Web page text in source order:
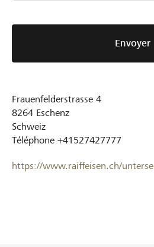
Envoyer
Frauenfelderstrasse 4
8264 Eschenz
Schweiz
Téléphone +41527427777
https://www.raiffeisen.ch/